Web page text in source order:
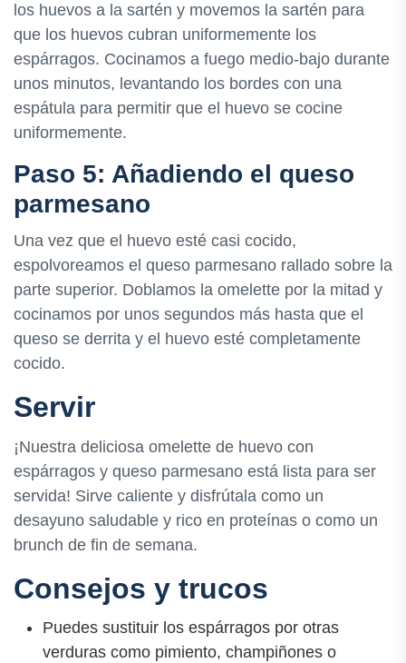
los huevos a la sartén y movemos la sartén para
que los huevos cubran uniformemente los
espárragos. Cocinamos a fuego medio-bajo durante
unos minutos, levantando los bordes con una
espátula para permitir que el huevo se cocine
uniformemente.
Paso 5: Añadiendo el queso
parmesano
Una vez que el huevo esté casi cocido,
espolvoreamos el queso parmesano rallado sobre la
parte superior. Doblamos la omelette por la mitad y
cocinamos por unos segundos más hasta que el
queso se derrita y el huevo esté completamente
cocido.
Servir
¡Nuestra deliciosa omelette de huevo con
espárragos y queso parmesano está lista para ser
servida! Sirve caliente y disfrútala como un
desayuno saludable y rico en proteínas o como un
brunch de fin de semana.
Consejos y trucos
Puedes sustituir los espárragos por otras
verduras como pimiento, champiñones o